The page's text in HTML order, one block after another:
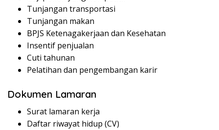
Tunjangan transportasi
Tunjangan makan
BPJS Ketenagakerjaan dan Kesehatan
Insentif penjualan
Cuti tahunan
Pelatihan dan pengembangan karir
Dokumen Lamaran
Surat lamaran kerja
Daftar riwayat hidup (CV)